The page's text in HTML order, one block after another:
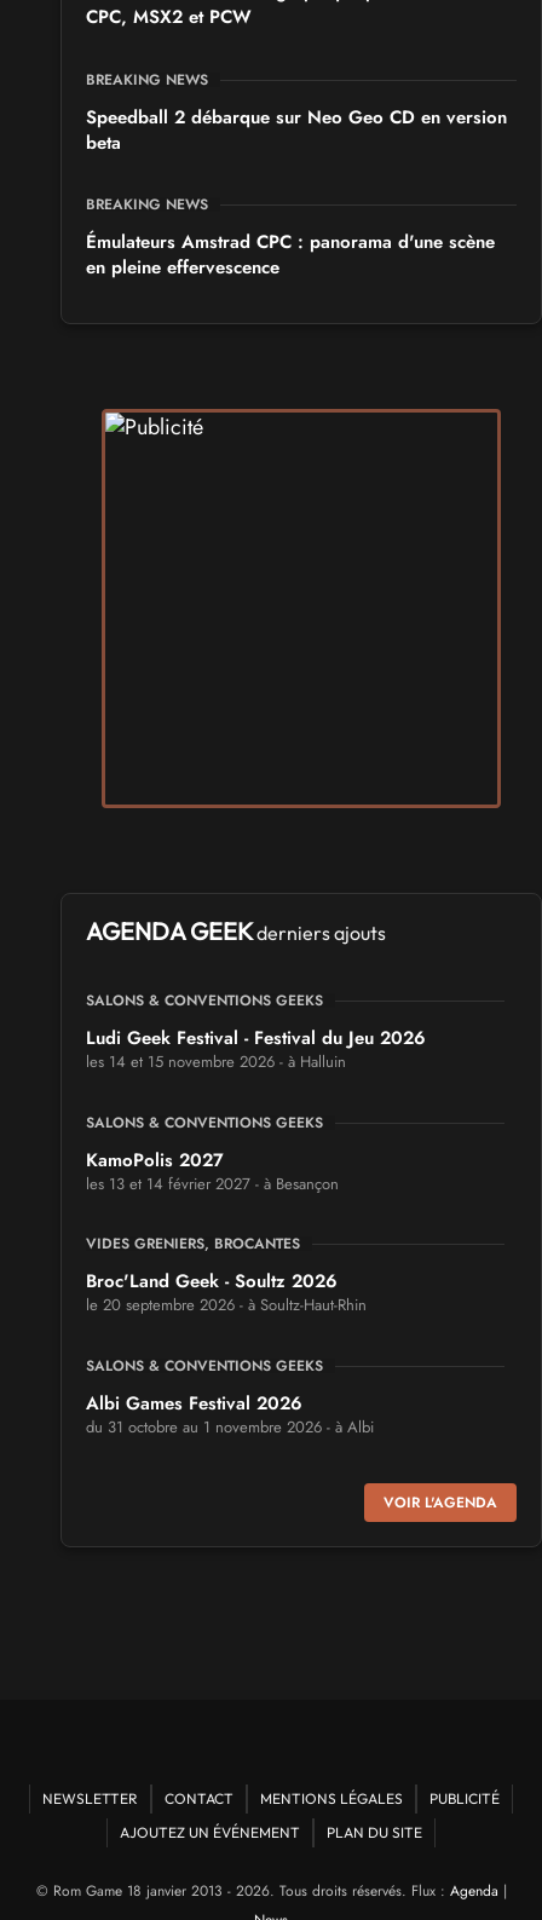
CPC, MSX2 et PCW
BREAKING NEWS
Speedball 2 débarque sur Neo Geo CD en version
beta
BREAKING NEWS
Émulateurs Amstrad CPC : panorama d'une scène
en pleine effervescence
AGENDA GEEKderniers ajouts
SALONS & CONVENTIONS GEEKS
Ludi Geek Festival - Festival du Jeu 2026
les 14 et 15 novembre 2026 - à Halluin
SALONS & CONVENTIONS GEEKS
KamoPolis 2027
les 13 et 14 février 2027 - à Besançon
VIDES GRENIERS, BROCANTES
Broc'Land Geek - Soultz 2026
le 20 septembre 2026 - à Soultz-Haut-Rhin
SALONS & CONVENTIONS GEEKS
Albi Games Festival 2026
du 31 octobre au 1 novembre 2026 - à Albi
Virtual Calais - salon du jeu vidéo et des loisirs
numériques 2026
Mang'Azur 2027
les 24 et 25 avril 2027 - à Toulon
Play Azur Festival 2027
VOIR L'AGENDA
NEWSLETTER CONTACT MENTIONS LÉGALES
PUBLICITÉ
AJOUTEZ UN ÉVÉNEMENT
PLAN DU SITE
© Rom Game 18 janvier 2013 - 2026. Tous droits réservés. Flux : Agenda |